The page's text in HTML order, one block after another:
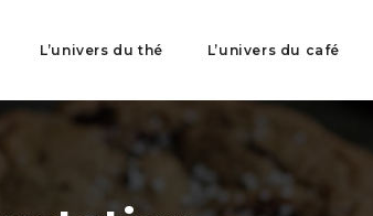
L’univers du thé L’univers du café